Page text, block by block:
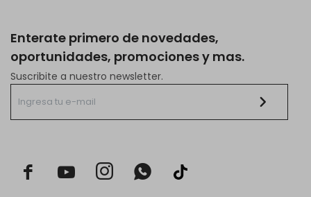
Enterate primero de novedades,
oportunidades, promociones y mas.
Suscribite a nuestro newsletter.
  